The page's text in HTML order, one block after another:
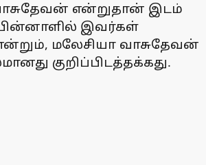
என்றுதான் இடம்
இவர்கள்
மலேசியா வாசுதேவன்
குறிப்பிடத்தக்கது.